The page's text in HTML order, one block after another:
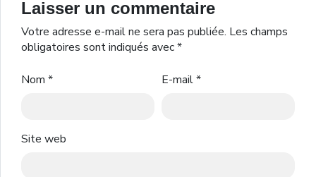
Laisser un commentaire
Votre adresse e-mail ne sera pas publiée. Les champs
obligatoires sont indiqués avec*
Nom * E-mail*
Site web